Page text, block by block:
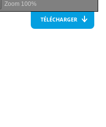
Zoom 100%
TÉLÉCHARGER